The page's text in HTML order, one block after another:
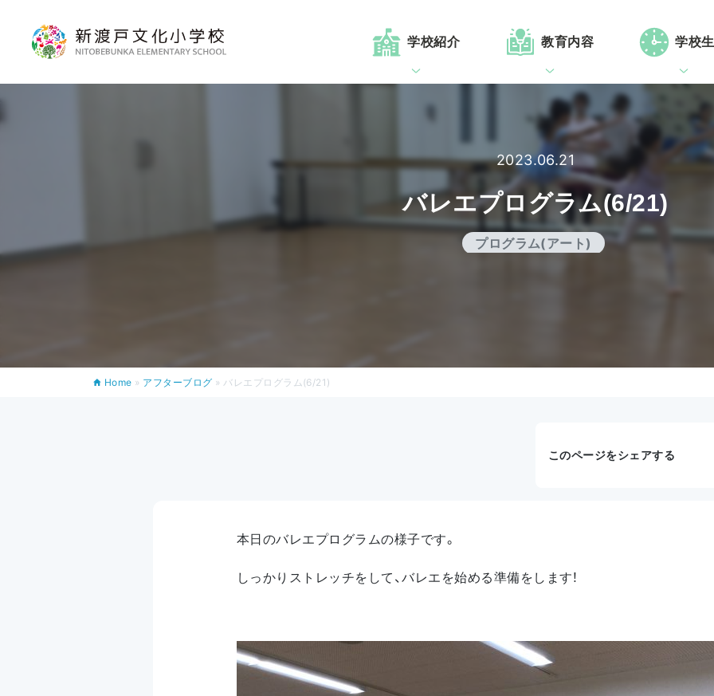
学校紹介 教育内容 学校
2023.06.21
バレエプログラム(6/21)
プログラム(アート)
Home » アフターブログ »バレエプログラム(6/21)
このページをシェアする
本日のバレエプログラムの様子です。
しっかりストレッチをして、バレエを始める準備をします！